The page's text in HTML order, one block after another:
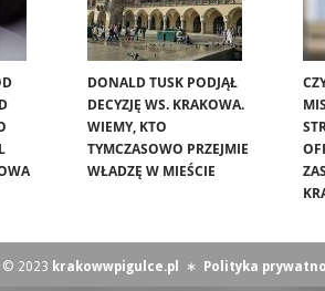
DONALD TUSK PODJĄŁ
DECYZJĘ WS. KRAKOWA.
WIEMY, KTO
TYMCZASOWO PRZEJMIE
WŁADZĘ W MIEŚCIE
© 2023 krakowwpigulce.pl ∗ Polityka